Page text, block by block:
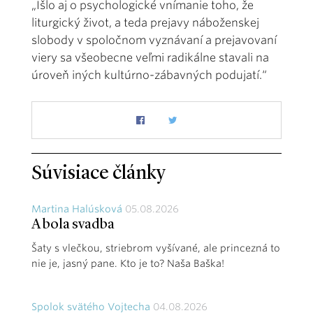
„Išlo aj o psychologické vnímanie toho, že
liturgický život, a teda prejavy náboženskej
slobody v spoločnom vyznávaní a prejavovaní
viery sa všeobecne veľmi radikálne stavali na
úroveň iných kultúrno-zábavných podujatí.“
Súvisiace články
Martina Halúsková 05.08.2026
A bola svadba
Šaty s vlečkou, striebrom vyšívané, ale princezná to
nie je, jasný pane. Kto je to? Naša Baška!
Spolok svätého Vojtecha 04.08.2026